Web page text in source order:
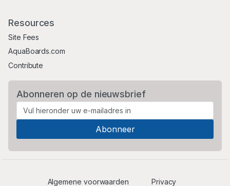
Resources
Site Fees
AquaBoards.com
Contribute
Abonneren op de nieuwsbrief
Algemene voorwaarden Privacy